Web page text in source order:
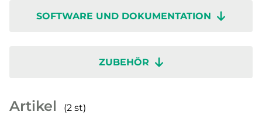
SOFTWARE UND DOKUMENTATION
ZUBEHÖR
Artikel (2 st)